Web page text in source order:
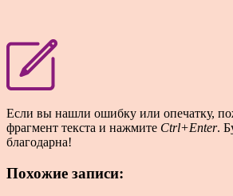
Если вы нашли ошибку или опечатку,
фрагмент текста и нажмите Ctrl+Enter.
благодарна!
Похожие записи: